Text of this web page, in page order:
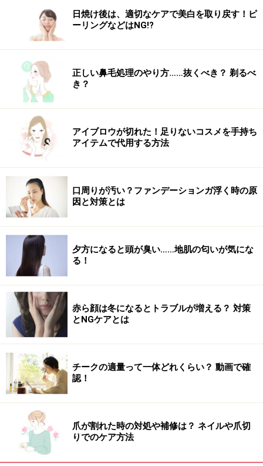
ということがダイエット中は大切。時間に余裕を
持つことで自律神経が整い、基礎体温や基礎代謝もアッ
プします。
【その3】冬はスープで身体を内側から温め
よう
人によって差はありますが、
日1日の消費エネルギーを決める、体や脳のパフォーマ
ンスを支えている一つが朝食です。 社会人になると朝食
を取らない人は多数派ですが、朝食には以下の３つの役
割があります。
体温の上昇（自律神経調整）
脳のエネルギー補給
排泄サポート
ただし、いきなり朝食をしっかり食べろといわれても無
理だと思うので、最初は温かいスープや具だくさんのお
味噌汁、甘酒などから無理なくはじめてみましょう。
日焼け後は、適切なケアで美白を取り戻す！ピ
ーリングなどはNG!?
正しい鼻毛処理のやり方……抜くべき？ 剃るべ
き？
アイブロウが切れた！足りないコスメを手持ち
アイテムで代用する方法
口周りが汚い？ファンデーションガ浮く時の原
因と対策とは
夕方になると頭が臭い……地肌の匂いが気にな
る！
赤ら顔は冬になるとトラブルが増える？ 対策
とNGケアとは
チークの適量って一体どれくらい？ 動画で確
認！
爪が割れた時の対処や補修は？ ネイルや爪切
りでのケア方法